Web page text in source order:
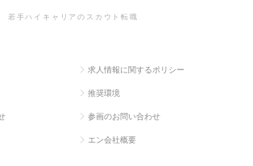
若手ハイキャリアのスカウト転職
求人情報に関するポリシー
推奨環境
参画のお問い合わせ
エン会社概要